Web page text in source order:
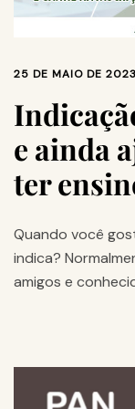
25 DE MAIO DE 2023
e ainda
ter
Quando você
indica?
amigos e